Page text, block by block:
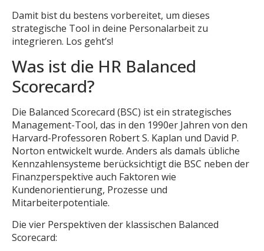
Damit bist du bestens vorbereitet, um dieses
strategische Tool in deine Personalarbeit zu
integrieren. Los geht’s!
Was ist die HR Balanced
Scorecard?
Die Balanced Scorecard (BSC) ist ein strategisches
Management-Tool, das in den 1990er Jahren von den
Harvard-Professoren Robert S. Kaplan und David P.
Norton entwickelt wurde. Anders als damals übliche
Kennzahlensysteme berücksichtigt die BSC neben der
Finanzperspektive auch Faktoren wie
Kundenorientierung, Prozesse und
Mitarbeiterpotentiale.
Die vier Perspektiven der klassischen Balanced
Scorecard: